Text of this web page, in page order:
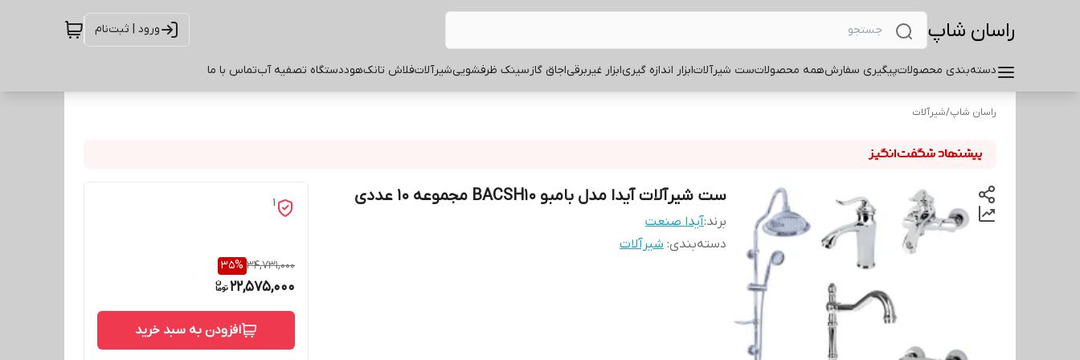
راسان شاپ ورود | ثبت‌نام
دسته‌بندی محصولاتپیگیری سفارشهمه محصولاتست شیرآلاتابزار اندازه گیریابزار غیربرقیاجاق گازسینک ظرفشوییشیرآلاتفلاش تانکهوددستگاه تصفیه آبتماس با ما
راسان شاپ/شیرآلات
ست شیرآلات آیدا مدل بامبو BACSH10 مجموعه 10 عددی
برند:آیدا صنعت
دسته‌بندی: شیرآلات
1
34,731,000
35%
22,575,000
افزودن به سبد خرید